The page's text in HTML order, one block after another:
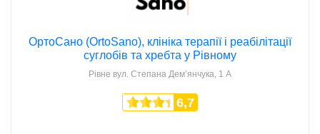
ОртоСано (OrtoSano), клініка терапії і реабілітації
суглобів та хребта у Рівному
Рівне вул. Степана Дем’янчука, 1 А
6,7